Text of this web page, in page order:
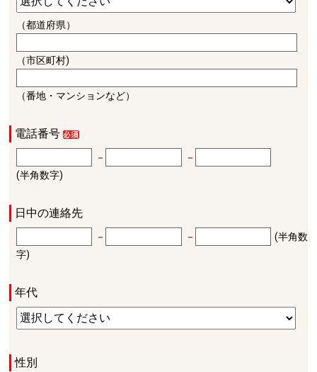
（都道府県）
（市区町村)
（番地・マンションなど）
電話番号
－
－
(半角数字)
日中の連絡先
－ －
(半角数
字)
年代
性別